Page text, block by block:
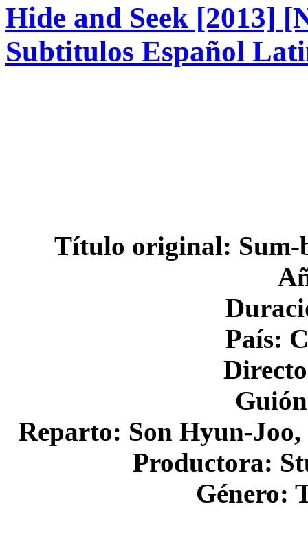
Hide and Seek [2013]
Subtitulos Español
Título original: Sum-
País:
Reparto: Son Hyun-
Productora:
Género: